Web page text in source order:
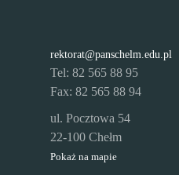
rektorat@panschelm.edu.pl
Tel: 82 565 88 95
Fax: 82 565 88 94
ul. Pocztowa 54
22-100 Chełm
Pokaż na mapie